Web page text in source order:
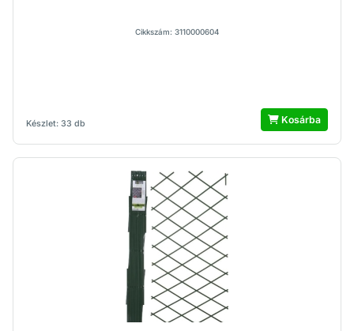
Készlet: 33 db
Cikkszám: 3110000604
Kosárba